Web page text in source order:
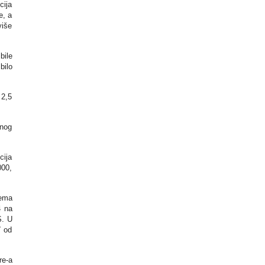
a
na
U
od
a